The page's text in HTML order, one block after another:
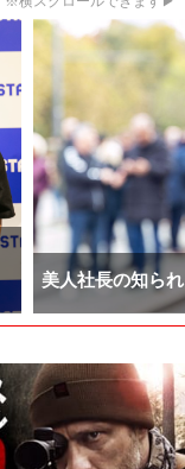
美人社長の知ら